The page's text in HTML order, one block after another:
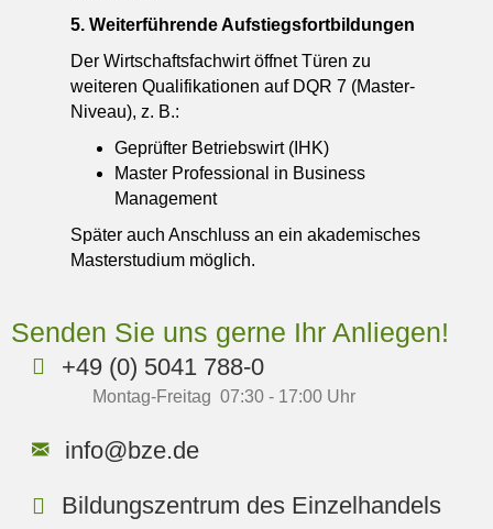
5. Weiterführende Aufstiegsfortbildungen
Der Wirtschaftsfachwirt öffnet Türen zu
weiteren Qualifikationen auf DQR 7 (Master-
Niveau), z. B.:
Geprüfter Betriebswirt (IHK)
Master Professional in Business
Management
Später auch Anschluss an ein akademisches
Masterstudium möglich.
Senden Sie uns gerne Ihr Anliegen!
+49 (0) 5041 788-0
Montag-Freitag 07:30 - 17:00 Uhr
info@bze.de
Bildungszentrum des Einzelhandels